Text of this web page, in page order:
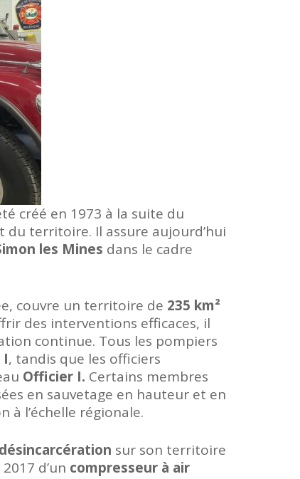
créé en 1973 à la suite du
du territoire. Il assure aujourd’hui
les Mines dans le cadre
couvre un territoire de 235 km²
des interventions efficaces, il
continue. Tous les pompiers
I, tandis que les officiers
Officier I. Certains membres
en sauvetage en hauteur et en
à l’échelle régionale.
désincarcération sur son territoire
d’un compresseur à air